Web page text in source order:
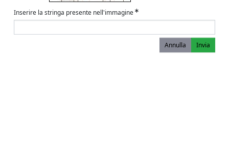
Inserire la stringa presente nell'immagine
Annulla Invia